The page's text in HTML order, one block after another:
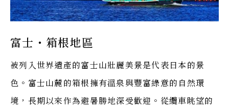
富士・箱根地區
被列入世界遺產的富士山壯麗美景是代表日本的景
色。富士山麓的箱根擁有溫泉與豐富綠意的自然環
境，長期以來作為避暑勝地深受歡迎。從纜車眺望的